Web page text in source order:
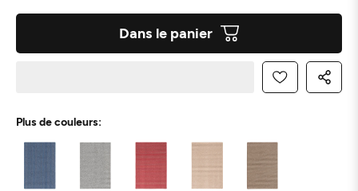
Dans le panier
Plus de couleurs: